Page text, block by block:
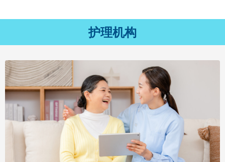
护理机构